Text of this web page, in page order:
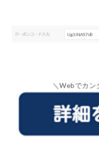
＼Webでカン